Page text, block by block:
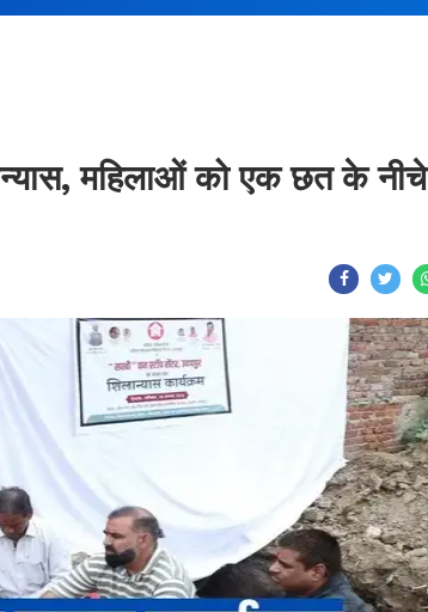
महिलाओं को एक छत के नीचे